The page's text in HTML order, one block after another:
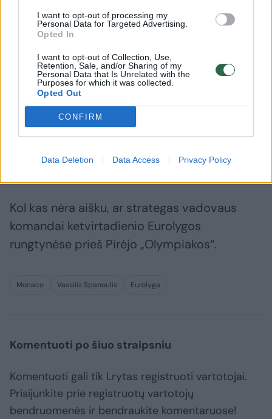
I want to opt-out of processing my
Personal Data for Targeted Advertising.
Opted In
I want to opt-out of Collection, Use,
Retention, Sale, and/or Sharing of my
Personal Data that Is Unrelated with the
Purposes for which it was collected.
Opted Out
CONFIRM
Data Deletion Data Access Privacy Policy
vienas lengviausių Eurolygoje
„Lygai
Nepaisant to, netyla pranešimai apie V.
Spanoulio norą pasitraukti iš „Monaco“
finansinėmis problemomis.
Kol kas nėra aišku, ar strategas vadovaus
komandai ketvirtadienio Eurolygos
rungtynėse prieš Pirėjo „Olympiakos“.
Monaco Vassilis Spanoulis Eurolyga
Komentuoti po šiuo straipsniu
Komentuoti gali tik Lrytas registruoti vartotojai.
Prisijunkite prie registruotų vartotojų
bendruomenės ir bendraukite komentaruose!